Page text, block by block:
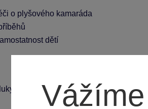
o plyšového kamaráda
dětí
od 3 let. Skvělý jako dárek do